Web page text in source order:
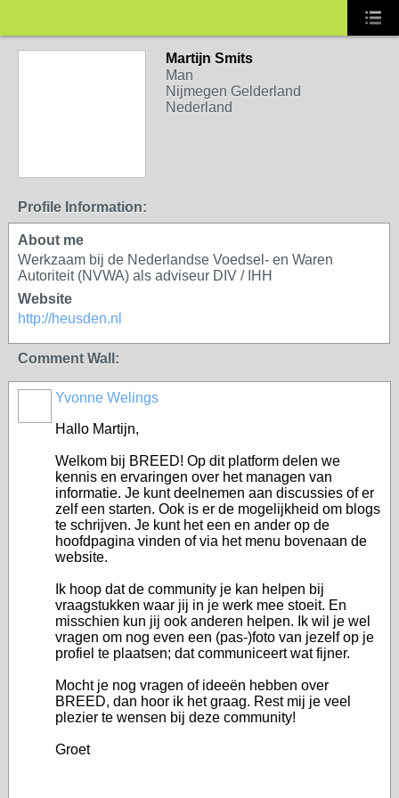
Martijn Smits
Man
Nijmegen Gelderland
Nederland
Profile Information:
About me
Werkzaam bij de Nederlandse Voedsel- en Waren
Autoriteit (NVWA) als adviseur DIV / IHH
Website
http://heusden.nl
Comment Wall:
Yvonne Welings
Hallo Martijn,
Welkom bij BREED! Op dit platform delen we
kennis en ervaringen over het managen van
informatie. Je kunt deelnemen aan discussies of er
zelf een starten. Ook is er de mogelijkheid om blogs
te schrijven. Je kunt het een en ander op de
hoofdpagina vinden of via het menu bovenaan de
website.
Ik hoop dat de community je kan helpen bij
vraagstukken waar jij in je werk mee stoeit. En
misschien kun jij ook anderen helpen. Ik wil je wel
vragen om nog even een (pas-)foto van jezelf op je
profiel te plaatsen; dat communiceert wat fijner.
Mocht je nog vragen of ideeën hebben over
BREED, dan hoor ik het graag. Rest mij je veel
plezier te wensen bij deze community!
Groet